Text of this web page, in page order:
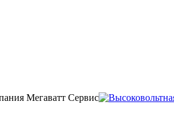
Мегаватт Сервис